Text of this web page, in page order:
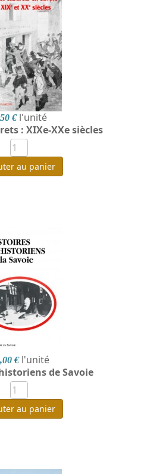
€ l'unité
: XIXe-XXe siècles
au panier
€ l'unité
de Savoie
au panier